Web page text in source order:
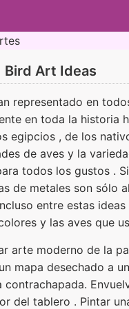
Bird Art Ideas
representado en
en toda la historia
egipcios , de los
de aves y la
todos los gustos .
de metales son sólo
entre estas
y las aves que
arte moderno de la
mapa desechado a
contrachapada.
del tablero . Pintar